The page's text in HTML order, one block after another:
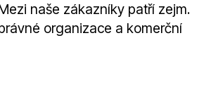
naše zákazníky patří zejm.
organizace a komerční